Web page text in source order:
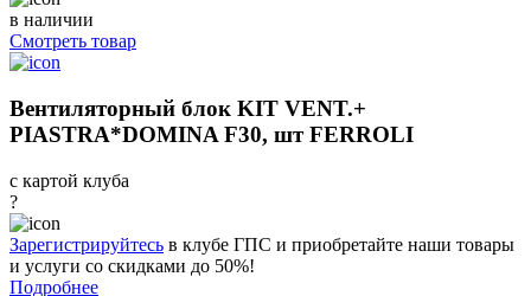
в наличии
Смотреть товар
Вентиляторный блок KIT VENT.+
PIASTRA*DOMINA F30, шт FERROLI
с картой клуба
?
Зарегистрируйтесь в клубе ГПС и приобретайте наши товары
и услуги со скидками до 50%!
Подробнее